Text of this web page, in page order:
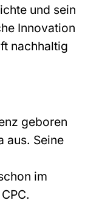
und sein
Innovation
nachhaltig
geboren
aus. Seine
im